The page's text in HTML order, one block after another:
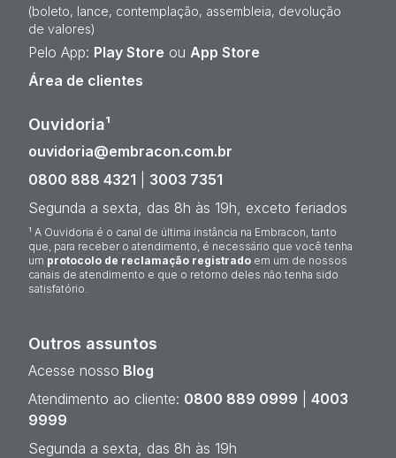
(boleto, lance, contemplação, assembleia, devolução
de valores)
Pelo App: Play Store ou App Store
Área de clientes
Ouvidoria¹
ouvidoria@embracon.com.br
0800 888 4321
3003 7351
Segunda a sexta, das 8h às 19h, exceto feriados
¹ A Ouvidoria é o canal de última instância na Embracon, tanto
que, para receber o atendimento, é necessário que você tenha
um protocolo de reclamação registrado em um de nossos
canais de atendimento e que o retorno deles não tenha sido
satisfatório.
Outros assuntos
Acesse nosso Blog
Atendimento ao cliente: 0800 889 0999
4003
9999
Segunda a sexta, das 8h às 19h